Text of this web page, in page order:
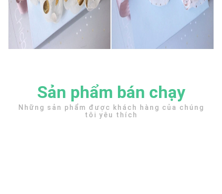
Sản phẩm bán chạy
Những sản phẩm được khách hàng của chúng
tôi yêu thích